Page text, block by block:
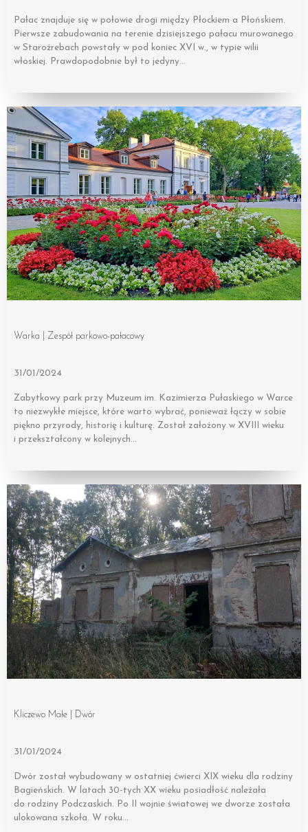
Pałac znajduje się w połowie drogi między Płockiem a Płońskiem.
Pierwsze zabudowania na terenie dzisiejszego pałacu murowanego
w Staroźrebach powstały w pod koniec XVI w., w typie wilii
włoskiej. Prawdopodobnie był to jedyny…
Warka | Zespół parkowo-pałacowy
31/01/2024
Zabytkowy park przy Muzeum im. Kazimierza Pułaskiego w Warce
to niezwykłe miejsce, które warto wybrać, ponieważ łączy w sobie
piękno przyrody, historię i kulturę. Został założony w XVIII wieku
i przekształcony w kolejnych…
Kliczewo Małe | Dwór
31/01/2024
Dwór został wybudowany w ostatniej ćwierci XIX wieku dla rodziny
Bagieńskich. W latach 30-tych XX wieku posiadłość należała
do rodziny Podczaskich. Po II wojnie światowej we dworze została
ulokowana szkoła. W roku…